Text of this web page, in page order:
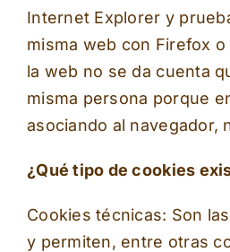
Internet Explorer y
misma web con Firefox
la web no se da cuenta
misma persona porque
asociando al navegador,
¿Qué tipo de cookies
Cookies técnicas: Son
y permiten, entre otras